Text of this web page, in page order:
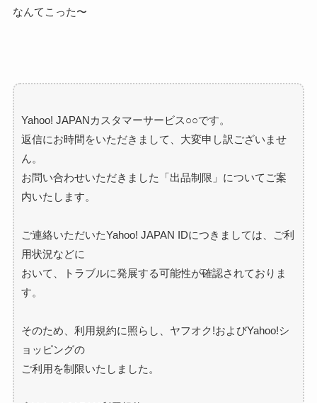
なんてこった〜
Yahoo! JAPANカスタマーサービス○○です。
返信にお時間をいただきまして、大変申し訳ございませ
ん。
お問い合わせいただきました「出品制限」 についてご案
内いたします。
ご連絡いただいたYahoo! JAPAN IDにつきましては、ご利
用状況などに
おいて、トラブルに発展する可能性が確認されておりま
す。
そのため、利用規約に照らし、ヤフオク!およびYahoo!シ
ョッピングの
ご利用を制限いたしました。